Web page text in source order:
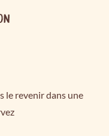
le revenir dans une